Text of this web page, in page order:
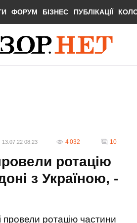
ФОРУМ БІЗНЕС ПУБЛІКАЦІЇ
13.07.22 08:23 4 032 10
ротацію
з Україною, -
провели ротацію частини